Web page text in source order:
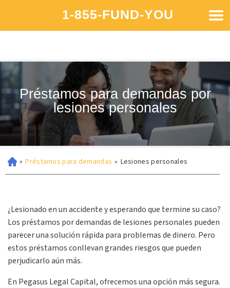
1-855-FUND-YOU
Préstamos para demandas por
lesiones personales
» Préstamos para demandas » Lesiones personales
¿Lesionado en un accidente y esperando que termine su caso?
Los préstamos por demandas de lesiones personales pueden
parecer una solución rápida para problemas de dinero. Pero
estos préstamos conllevan grandes riesgos que pueden
perjudicarlo aún más.
En Pegasus Legal Capital, ofrecemos una opción más segura.